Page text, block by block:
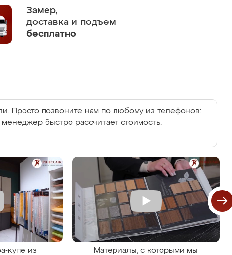
Замер,
доставка и подъем
бесплатно
Просто позвоните нам по любому из телефонов:
быстро рассчитает стоимость.
купе из
Материалы, с которыми мы